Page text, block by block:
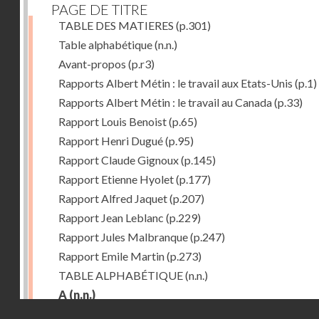
PAGE DE TITRE
TABLE DES MATIERES (p.301)
Table alphabétique(n.n.)
Avant-propos (p.r3)
Rapports Albert Métin : le travail aux Etats-Unis (p.1)
Rapports Albert Métin : le travail au Canada(p.33)
Rapport Louis Benoist(p.65)
Rapport Henri Dugué(p.95)
Rapport Claude Gignoux(p.145)
Rapport Etienne Hyolet(p.177)
Rapport Alfred Jaquet(p.207)
Rapport Jean Leblanc (p.229)
Rapport Jules Malbranque(p.247)
Rapport Emile Martin(p.273)
TABLE ALPHABÉTIQUE(n.n.)
A (n.n.)